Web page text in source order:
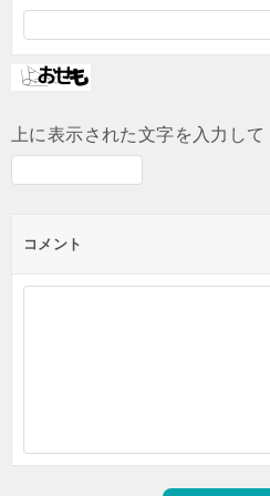
上に表示された文字を入力して
コメント